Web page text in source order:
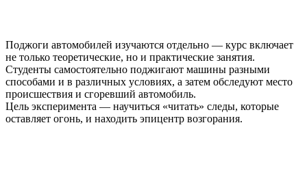
Поджоги автомобилей изучаются отдельно — курс включает
не только теоретические, но и практические занятия.
Студенты самостоятельно поджигают машины разными
способами и в различных условиях, а затем обследуют место
происшествия и сгоревший автомобиль.
Цель эксперимента — научиться «читать» следы, которые
оставляет огонь, и находить эпицентр возгорания.